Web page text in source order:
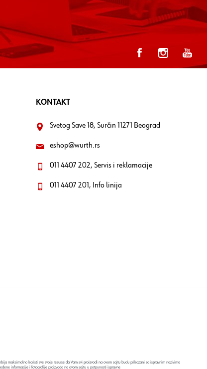
KONTAKT
Svetog Save 18, Surčin 11271 Beograd
eshop@wurth.rs
011 4407 202, Servis i reklamacije
011 4407 201, Info linija
maksimalno koristi sve svoje resurse da Vam svi proizvodi na ovom sajtu budu prikazani sa ispravnim nazivima
informacije i fotografije proizvoda na ovom sajtu u potpunosti ispravne